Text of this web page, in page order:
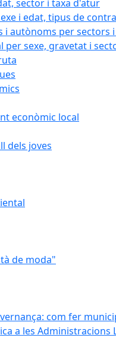
sector i taxa d'atur
i edat, tipus de
i autònoms per sectors
per sexe, gravetat i
econòmic local
dels joves
de moda"
com fer
a les Administracions